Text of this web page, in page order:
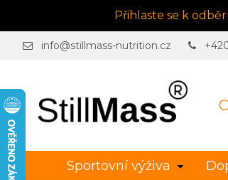
Přihlaste se k
info@stillmass-nutrition.cz
Sportovní výživa